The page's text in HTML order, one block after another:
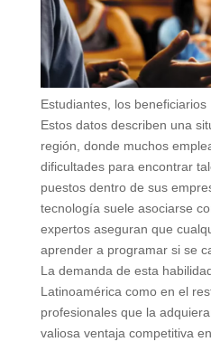
Estudiantes, los beneficiarios
Estos datos describen una
región, donde muchos
dificultades para encontrar
puestos dentro de sus
tecnología suele asociarse
expertos aseguran que
aprender a programar si se
La demanda de esta
Latinoamérica como en el
profesionales que la
valiosa ventaja competitiva